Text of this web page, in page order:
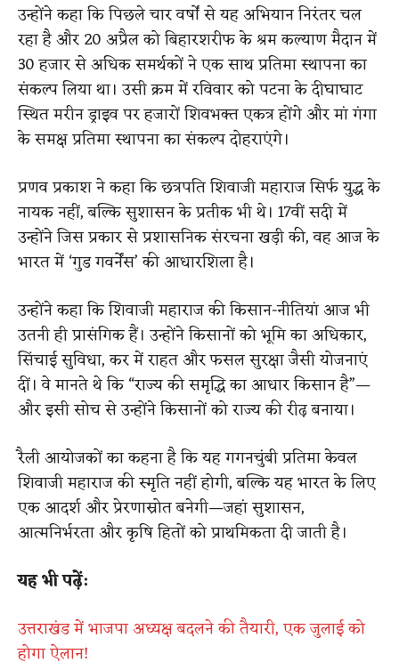
उन्होंने कहा कि पिछले चार वर्षों से यह अभियान निरंतर चल
रहा है और 20 अप्रैल को बिहारशरीफ के श्रम कल्याण मैदान में
30 हजार से अधिक समर्थकों ने एक साथ प्रतिमा स्थापना का
संकल्प लिया था। उसी क्रम में रविवार को पटना के दीघाघाट
स्थित मरीन ड्राइव पर हजारों शिवभक्त एकत्र होंगे और मां गंगा
के समक्ष प्रतिमा स्थापना का संकल्प दोहराएंगे।
प्रणव प्रकाश ने कहा कि छत्रपति शिवाजी महाराज सिर्फ युद्ध के
नायक नहीं, बल्कि सुशासन के प्रतीक भी थे। 17वीं सदी में
उन्होंने जिस प्रकार से प्रशासनिक संरचना खड़ी की, वह आज के
भारत में ‘गुड गवर्नेंस’ की आधारशिला है।
उन्होंने कहा कि शिवाजी महाराज की किसान-नीतियां आज भी
उतनी ही प्रासंगिक हैं। उन्होंने किसानों को भूमि का अधिकार,
सिंचाई सुविधा, कर में राहत और फसल सुरक्षा जैसी योजनाएं
दीं। वे मानते थे कि “राज्य की समृद्धि का आधार किसान है”—
और इसी सोच से उन्होंने किसानों को राज्य की रीढ़ बनाया।
रैली आयोजकों का कहना है कि यह गगनचुंबी प्रतिमा केवल
शिवाजी महाराज की स्मृति नहीं होगी, बल्कि यह भारत के लिए
एक आदर्श और प्रेरणास्रोत बनेगी—जहां सुशासन,
आत्मनिर्भरता और कृषि हितों को प्राथमिकता दी जाती है।
यह भी पढ़ें:
उत्तराखंड में भाजपा अध्यक्ष बदलने की तैयारी, एक जुलाई को
होगा ऐलान!